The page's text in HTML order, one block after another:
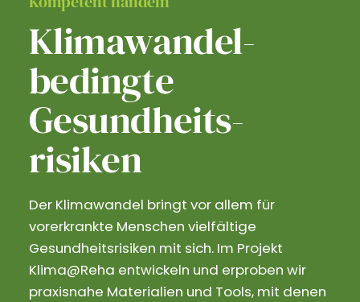
Klimawandel­
bedingte
Gesundheits­
risiken
Der Klimawandel bringt vor allem für
vorerkrankte Menschen vielfältige
Gesundheitsrisiken mit sich. Im Projekt
Klima@Reha entwickeln und erproben wir
praxisnahe Materialien und Tools, mit denen